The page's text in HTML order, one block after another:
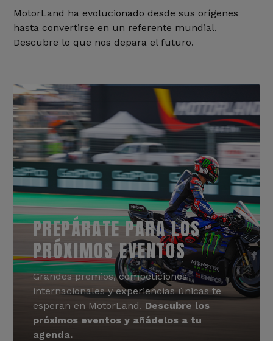
MotorLand ha evolucionado desde sus orígenes
hasta convertirse en un referente mundial.
Descubre lo que nos depara el futuro.
PREPÁRATE PARA LOS
PRÓXIMOS EVENTOS
Grandes premios, competiciones
internacionales y experiencias únicas te
esperan en MotorLand. Descubre los
próximos eventos y añádelos a tu
agenda.